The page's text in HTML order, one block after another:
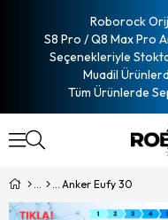
Roborock
S8 Pro / Q8 Max Pro
Seçenekleriyle
Muadil
Tüm Ürünlerde
Anker Eufy 30